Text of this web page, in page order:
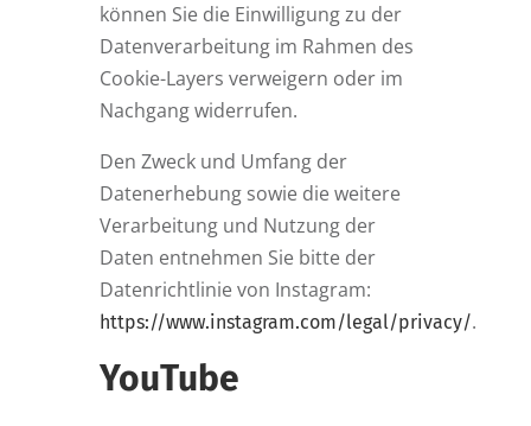
können Sie die Einwilligung zu der
Datenverarbeitung im Rahmen des
Cookie-Layers verweigern oder im
Nachgang widerrufen.
Den Zweck und Umfang der
Datenerhebung sowie die weitere
Verarbeitung und Nutzung der
Daten entnehmen Sie bitte der
Datenrichtlinie von Instagram:
https://www.instagram.com/legal/privacy/.
YouTube